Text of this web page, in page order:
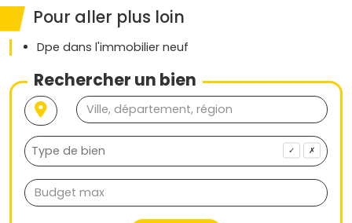
Pour aller plus loin
Dpe dans l'immobilier neuf
Rechercher un bien
✓ ✗